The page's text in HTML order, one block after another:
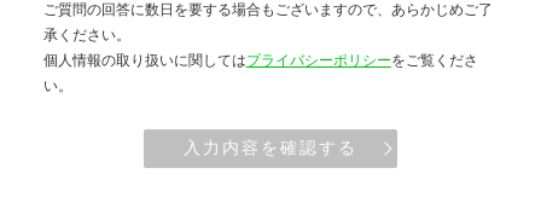
ご質問の回答に数日を要する場合もございますので、あらかじめご了
承ください。
個人情報の取り扱いに関してはプライバシーポリシーをご覧くださ
い。
入力内容を確認する